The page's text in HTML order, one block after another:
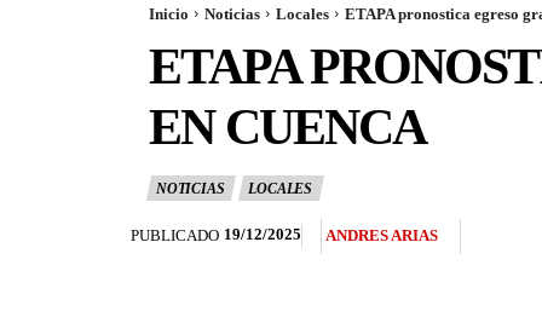
Inicio Noticias Locales ETAPA pronostica egreso
ETAPA
EN CUENCA
NOTICIAS LOCALES
PUBLICADO 19/12/2025 ANDRES ARIAS